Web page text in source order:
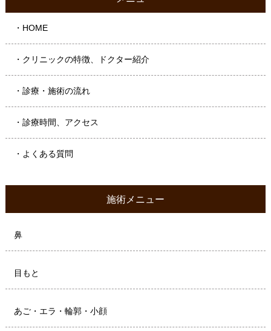
・HOME
・クリニックの特徴、ドクター紹介
・診療・施術の流れ
・診療時間、アクセス
・よくある質問
施術メニュー
鼻
目もと
あご・エラ・輪郭・小顔